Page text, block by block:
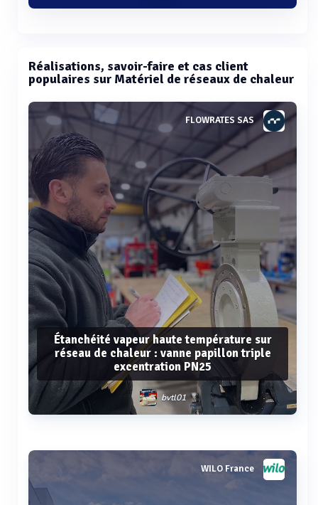
Réalisations, savoir-faire et cas client
populaires sur Matériel de réseaux de chaleur
FLOWRATES SAS
Étanchéité vapeur haute température sur
réseau de chaleur : vanne papillon triple
excentration PN25
bvtl01
WILO France